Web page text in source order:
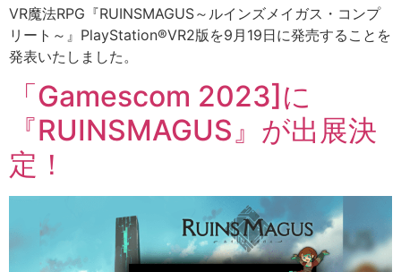
VR魔法RPG『RUINSMAGUS～ルインズメイガス・コンプ
リート～』PlayStation®VR2版を9月19日に発売することを
発表いたしました。
「Gamescom 2023]に
『RUINSMAGUS』が出展決
定！